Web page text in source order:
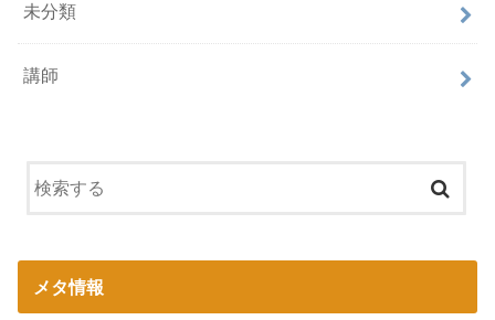
未分類
講師
メタ情報